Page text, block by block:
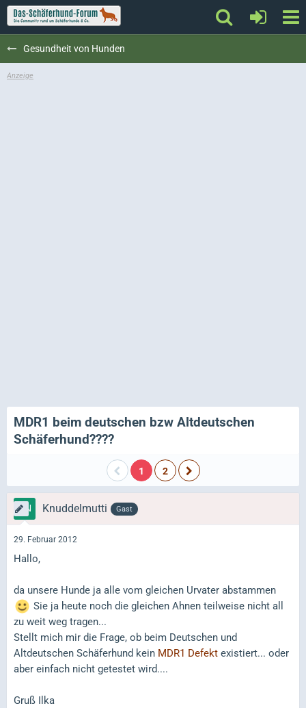
Gesundheit von Hunden
MDR1 beim deutschen bzw Altdeutschen
Schäferhund????
1 2
Knuddelmutti Gast
29. Februar 2012
Hallo,
da unsere Hunde ja alle vom gleichen Urvater abstammen
Sie ja heute noch die gleichen Ahnen teilweise nicht all
zu weit weg tragen...
Stellt mich mir die Frage, ob beim Deutschen und
Altdeutschen Schäferhund kein MDR1 Defekt existiert... oder
aber einfach nicht getestet wird....
Gruß Ilka